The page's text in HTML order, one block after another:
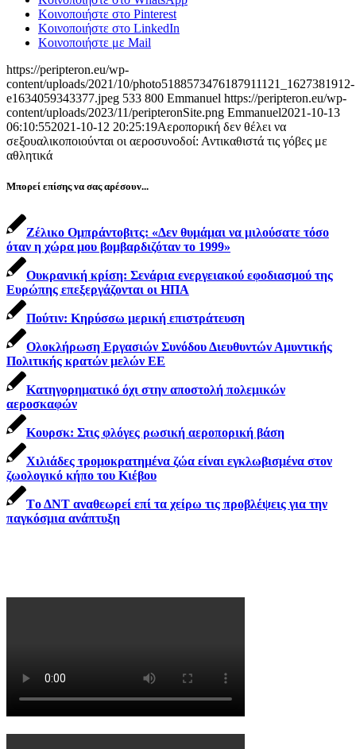
Κοινοποιήστε στο Pinterest
Κοινοποιήστε στο LinkedIn
Κοινοποιήστε με Mail
https://peripteron.eu/wp-
content/uploads/2021/10/photo5188573476187911121_1627381912-
e1634059343377.jpeg 533 800 Emmanuel https://peripteron.eu/wp-
content/uploads/2023/11/peripteronSite.png Emmanuel2021-10-13
06:10:552021-10-12 20:25:19Αεροπορική δεν θέλει να
σεξουαλικοποιούνται οι αεροσυνοδοί: Αντικαθιστά τις γόβες με
αθλητικά
Μπορεί επίσης να σας αρέσουν...
Ζέλικο Ομπράντοβιτς: «Δεν θυμάμαι να μιλούσατε τόσο
όταν η χώρα μου βομβαρδιζόταν το 1999»
Ουκρανική κρίση: Σενάρια ενεργειακού εφοδιασμού της
Ευρώπης επεξεργάζονται οι ΗΠΑ
Πούτιν: Κηρύσσω μερική επιστράτευση
Ολοκλήρωση Εργασιών Συνόδου Διευθυντών Αμυντικής
Πολιτικής κρατών μελών ΕΕ
Κατηγορηματικό όχι στην αποστολή πολεμικών
αεροσκαφών
Κουρσκ: Στις φλόγες ρωσική αεροπορική βάση
Χιλιάδες τρομοκρατημένα ζώα είναι εγκλωβισμένα στον
ζωολογικό κήπο του Κιέβου
Tο ΔΝΤ αναθεωρεί επί τα χείρω τις προβλέψεις για την
παγκόσμια ανάπτυξη